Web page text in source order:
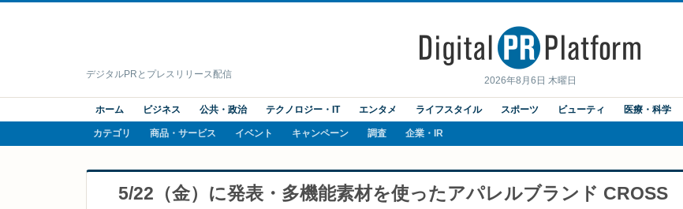
2026年8月6日 木曜日
デジタルPRとプレスリリース配信
ホーム ビジネス 公共・政治 テクノロジー・IT エンタメ ライフスタイル スポーツ ビューティ 医療・科学
カテゴリ 商品・サービス イベント キャンペーン 調査 企業・IR
5/22（金）に発表・多機能素材を使ったアパレルブランド CROSS